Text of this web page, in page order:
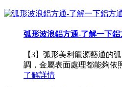
弧形波浪鋁方通-了解一下鋁
【3】弧形美利龍源藝通的
調，金屬表面處理都能夠依
了解詳情